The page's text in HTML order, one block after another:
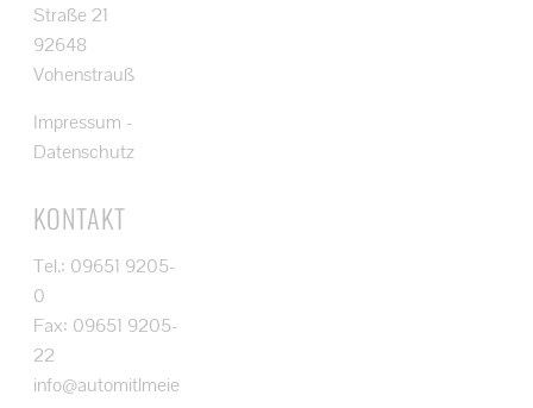
Straße 21
92648
Vohenstrauß
Impressum -
Datenschutz
KONTAKT
Tel.: 09651 9205-
0
Fax: 09651 9205-
22
info@automitlmeie